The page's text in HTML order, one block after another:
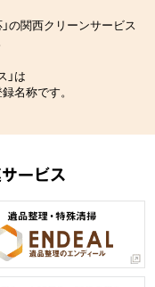
」の関西クリーンサービス
」は
名称です。
ービス